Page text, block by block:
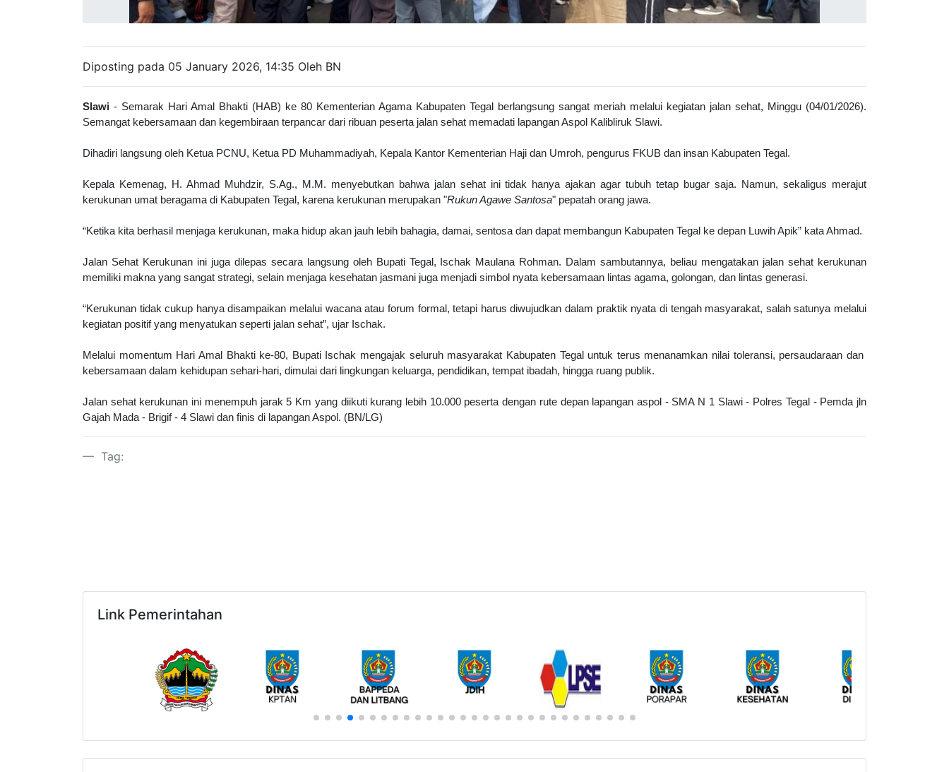
Diposting pada 05 January 2026, 14:35 Oleh BN
Slawi - Semarak Hari Amal Bhakti (HAB) ke 80 Kementerian Agama Kabupaten Tegal berlangsung sangat meriah melalui kegiatan jalan sehat, Minggu (04/01/2026).
Semangat kebersamaan dan kegembiraan terpancar dari ribuan peserta jalan sehat memadati lapangan Aspol Kalibliruk Slawi.
Dihadiri langsung oleh Ketua PCNU, Ketua PD Muhammadiyah, Kepala Kantor Kementerian Haji dan Umroh, pengurus FKUB dan insan Kabupaten Tegal.
Kepala Kemenag, H. Ahmad Muhdzir, S.Ag., M.M. menyebutkan bahwa jalan sehat ini tidak hanya ajakan agar tubuh tetap bugar saja. Namun, sekaligus merajut
kerukunan umat beragama di Kabupaten Tegal, karena kerukunan merupakan "Rukun Agawe Santosa" pepatah orang jawa.
“Ketika kita berhasil menjaga kerukunan, maka hidup akan jauh lebih bahagia, damai, sentosa dan dapat membangun Kabupaten Tegal ke depan Luwih Apik” kata Ahmad.
Jalan Sehat Kerukunan ini juga dilepas secara langsung oleh Bupati Tegal, Ischak Maulana Rohman. Dalam sambutannya, beliau mengatakan jalan sehat kerukunan
memiliki makna yang sangat strategi, selain menjaga kesehatan jasmani juga menjadi simbol nyata kebersamaan lintas agama, golongan, dan lintas generasi.
“Kerukunan tidak cukup hanya disampaikan melalui wacana atau forum formal, tetapi harus diwujudkan dalam praktik nyata di tengah masyarakat, salah satunya melalui
kegiatan positif yang menyatukan seperti jalan sehat”, ujar Ischak.
Melalui momentum Hari Amal Bhakti ke-80, Bupati Ischak mengajak seluruh masyarakat Kabupaten Tegal untuk terus menanamkan nilai toleransi, persaudaraan dan
kebersamaan dalam kehidupan sehari-hari, dimulai dari lingkungan keluarga, pendidikan, tempat ibadah, hingga ruang publik.
Jalan sehat kerukunan ini menempuh jarak 5 Km yang diikuti kurang lebih 10.000 peserta dengan rute depan lapangan aspol - SMA N 1 Slawi - Polres Tegal - Pemda jln
Gajah Mada - Brigif - 4 Slawi dan finis di lapangan Aspol. (BN/LG)
Tag:
Link Pemerintahan